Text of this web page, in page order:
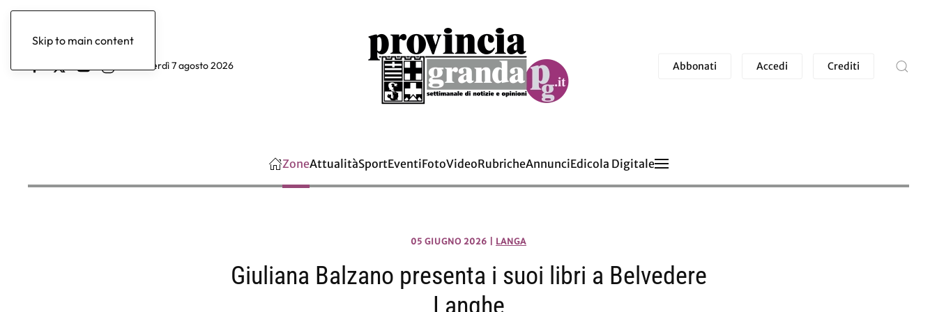
Skip to main content
venerdì 7 agosto 2026 Abbonati Accedi Crediti
ZoneAttualitàSportEventiFotoVideoRubricheAnnunciEdicola Digitale
05 GIUGNO 2026 LANGA
Giuliana Balzano presenta i suoi libri a Belvedere
Langhe